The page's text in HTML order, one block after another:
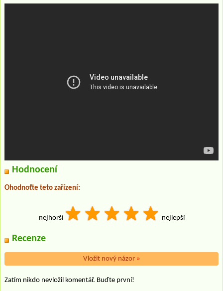
Hodnocení
Ohodnoťte teto zařízení:
nejhorší nejlepší
Recenze
Vložit nový názor »
Zatím nikdo nevložil komentář. Buďte první!